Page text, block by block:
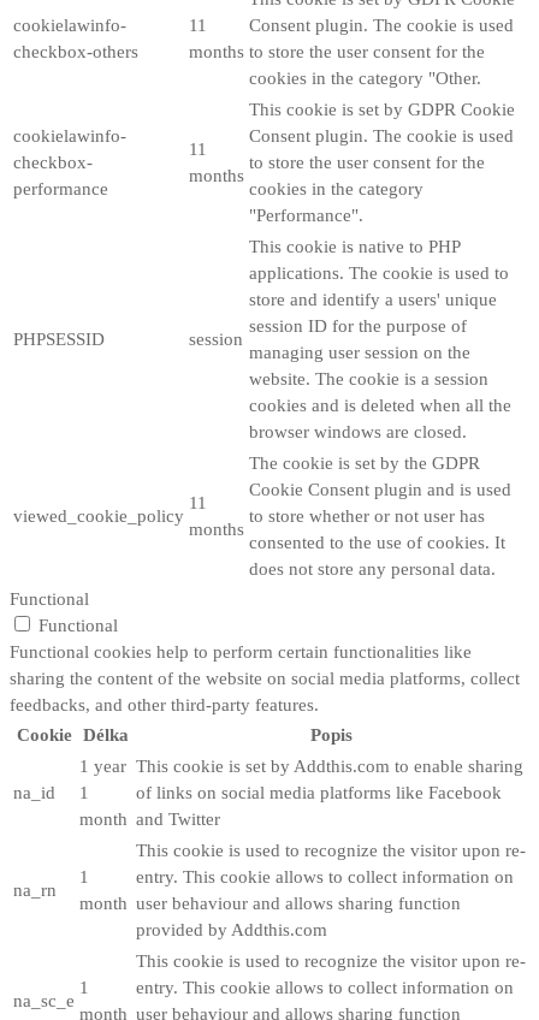
cookielawinfo-
checkbox-others
11
months
Consent plugin. The cookie is used
to store the user consent for the
cookies in the category "Other.
cookielawinfo-
checkbox-
performance
11
months
This cookie is set by GDPR Cookie
Consent plugin. The cookie is used
to store the user consent for the
cookies in the category
"Performance".
PHPSESSID session
This cookie is native to PHP
applications. The cookie is used to
store and identify a users' unique
session ID for the purpose of
managing user session on the
website. The cookie is a session
cookies and is deleted when all the
browser windows are closed.
viewed_cookie_policy
11
months
The cookie is set by the GDPR
Cookie Consent plugin and is used
to store whether or not user has
consented to the use of cookies. It
does not store any personal data.
Functional
Functional
Functional cookies help to perform certain functionalities like
sharing the content of the website on social media platforms, collect
feedbacks, and other third-party features.
Cookie Délka Popis
na_id
1 year
1
month
This cookie is set by Addthis.com to enable sharing
of links on social media platforms like Facebook
and Twitter
na_rn
1
month
This cookie is used to recognize the visitor upon re-
entry. This cookie allows to collect information on
user behaviour and allows sharing function
provided by Addthis.com
na_sc_e
1
month
This cookie is used to recognize the visitor upon re-
entry. This cookie allows to collect information on
user behaviour and allows sharing function